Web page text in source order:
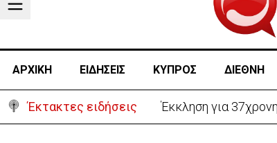
ΑΡΧΙΚΗ ΕΙΔΗΣΕΙΣ ΚΥΠΡΟΣ ΔΙΕΘΝΗ
Έκτακτες ειδήσεις Έκκληση για